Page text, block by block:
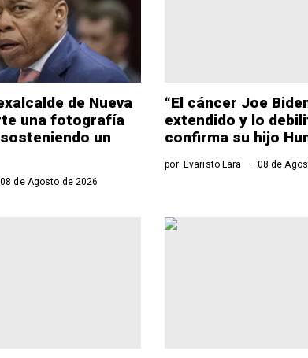
de Nueva
una fotografía
un
08 de Agosto de 2026
“El cáncer Joe
extendido y lo
confirma su hijo
por Evaristo Lara 08 de